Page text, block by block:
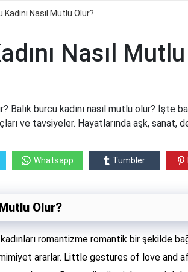
Kadını Nasıl Mutlu Olur?
Nasıl Mutlu
Balık burcu kadını nasıl mutlu olur? İşte
ve tavsiyeler. Hayatlarında aşk, sanat,
Whatsapp Tumbler
Olur?
romantizme romantik bir şekilde
ararlar. Little gestures of love and